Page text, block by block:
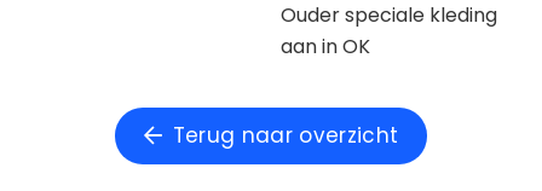
Ouder speciale kleding
aan in OK
Terug naar overzicht